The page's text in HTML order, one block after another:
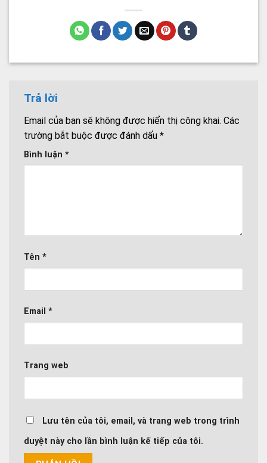
Trả lời
Email của bạn sẽ không được hiển thị công khai. Các
trường bắt buộc được đánh dấu *
Bình luận *
Tên *
Email *
Trang web
Lưu tên của tôi, email, và trang web trong trình
duyệt này cho lần bình luận kế tiếp của tôi.